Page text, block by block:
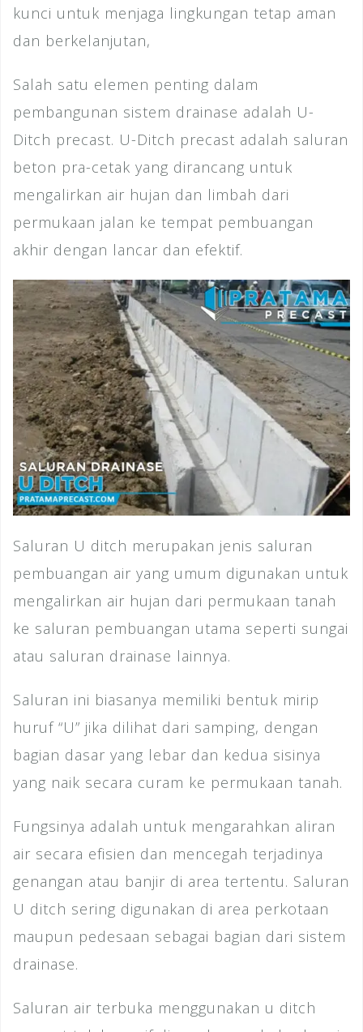
kunci untuk menjaga lingkungan tetap aman
dan berkelanjutan,
Salah satu elemen penting dalam
pembangunan sistem drainase adalah U-
Ditch precast. U-Ditch precast adalah saluran
beton pra-cetak yang dirancang untuk
mengalirkan air hujan dan limbah dari
permukaan jalan ke tempat pembuangan
akhir dengan lancar dan efektif.
Saluran U ditch merupakan jenis saluran
pembuangan air yang umum digunakan untuk
mengalirkan air hujan dari permukaan tanah
ke saluran pembuangan utama seperti sungai
atau saluran drainase lainnya.
Saluran ini biasanya memiliki bentuk mirip
huruf “U” jika dilihat dari samping, dengan
bagian dasar yang lebar dan kedua sisinya
yang naik secara curam ke permukaan tanah.
Fungsinya adalah untuk mengarahkan aliran
air secara efisien dan mencegah terjadinya
genangan atau banjir di area tertentu. Saluran
U ditch sering digunakan di area perkotaan
maupun pedesaan sebagai bagian dari sistem
drainase.
Saluran air terbuka menggunakan u ditch